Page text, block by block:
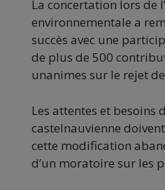
La concertation lors de
environnementale a
succès avec une
de plus de 500
unanimes sur le rejet
Les attentes et besoins
castelnauvienne
cette modification
d’un moratoire sur les